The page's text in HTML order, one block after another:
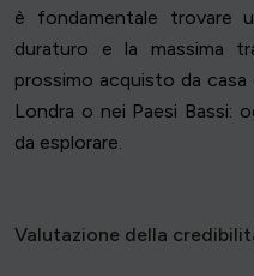
è fondamentale trovare
duraturo e la massima
prossimo acquisto da
Londra o nei Paesi Bassi:
da esplorare.
Valutazione della